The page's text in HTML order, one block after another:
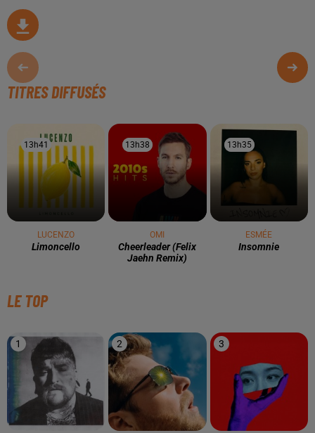
TITRES DIFFUSÉS
13h41
13h41
LUCENZO
Limoncello
13h38
13h38
OMI
Cheerleader (felix
Jaehn Remix)
13h35
13h35
ESMÉE
Insomnie
LE TOP
1 2 3